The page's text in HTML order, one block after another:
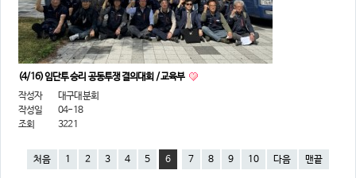
(4/16) 임단투 승리 공동투쟁 결의대회 / 교육부
작성자
대구대분회
작성일
04-18
조회
3221
처음 1 2 3 4 5 6 7 8 9 10 다음 맨끝